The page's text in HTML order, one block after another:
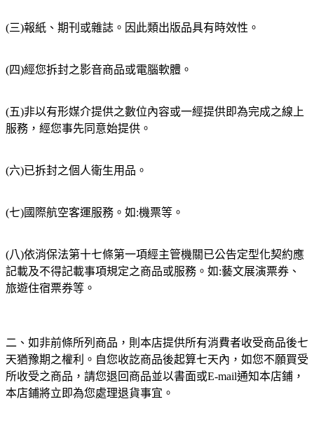
(三)報紙、期刊或雜誌。因此類出版品具有時效性。
(四)經您拆封之影音商品或電腦軟體。
(五)非以有形媒介提供之數位內容或一經提供即為完成之線上
服務，經您事先同意始提供。
(六)已拆封之個人衛生用品。
(七)國際航空客運服務。如:機票等。
(八)依消保法第十七條第一項經主管機關已公告定型化契約應
記載及不得記載事項規定之商品或服務。如:藝文展演票券、
旅遊住宿票券等。
二、如非前條所列商品，則本店提供所有消費者收受商品後七
天猶豫期之權利。自您收訖商品後起算七天內，如您不願買受
所收受之商品，請您退回商品並以書面或E-mail通知本店鋪，
本店鋪將立即為您處理退貨事宜。